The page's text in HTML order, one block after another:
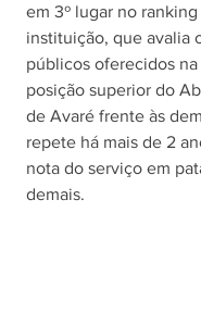
em 3º lugar no
instituição, que avalia
públicos oferecidos
posição superior do
de Avaré frente às
repete há mais de 2
nota do serviço em
demais.